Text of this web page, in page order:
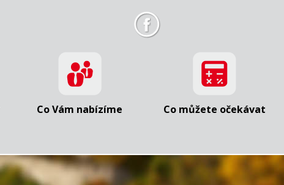
Co Vám nabízíme Co můžete očekávat